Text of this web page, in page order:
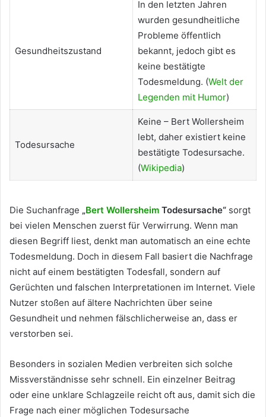
Gesundheitszustand
In den letzten Jahren
wurden gesundheitliche
Probleme öffentlich
bekannt, jedoch gibt es
keine bestätigte
Todesmeldung. (Welt der
Legenden mit Humor)
Todesursache
Keine – Bert Wollersheim
lebt, daher existiert keine
bestätigte Todesursache.
(Wikipedia)
Die Suchanfrage „Bert Wollersheim Todesursache“ sorgt
bei vielen Menschen zuerst für Verwirrung. Wenn man
diesen Begriff liest, denkt man automatisch an eine echte
Todesmeldung. Doch in diesem Fall basiert die Nachfrage
nicht auf einem bestätigten Todesfall, sondern auf
Gerüchten und falschen Interpretationen im Internet. Viele
Nutzer stoßen auf ältere Nachrichten über seine
Gesundheit und nehmen fälschlicherweise an, dass er
verstorben sei.
Besonders in sozialen Medien verbreiten sich solche
Missverständnisse sehr schnell. Ein einzelner Beitrag
oder eine unklare Schlagzeile reicht oft aus, damit sich die
Frage nach einer möglichen Todesursache